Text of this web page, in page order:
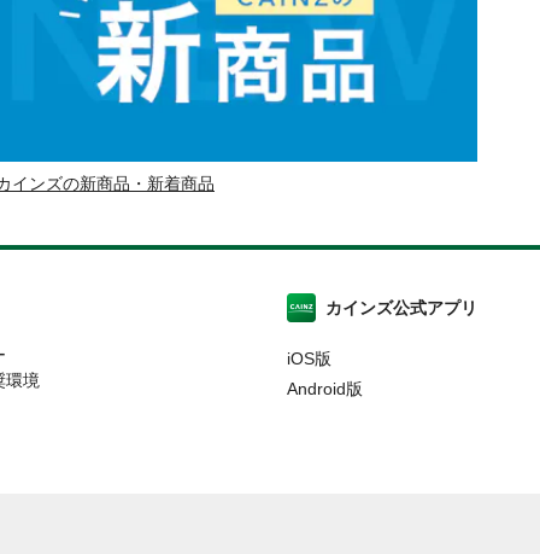
インズの新商品・新着商品
環境
カインズ公式アプリ
iOS版
Android版